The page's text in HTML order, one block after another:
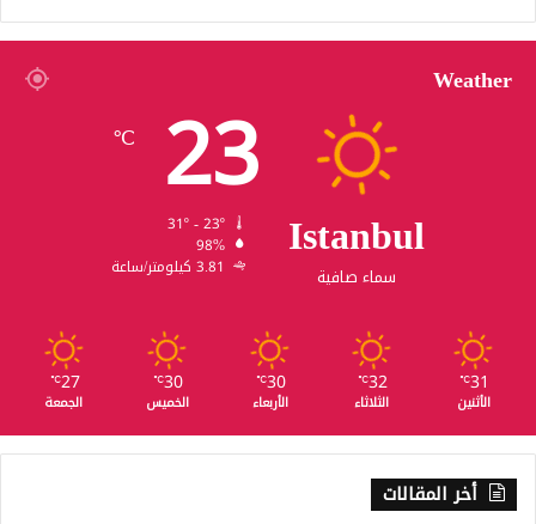
Weather
Istanbul
سماء صافية
23
℃
98%
3.81 كيلومتر/ساعة
31
℃
الأثنين
32
℃
الثلاثاء
30
℃
الأربعاء
30
℃
الخميس
27
℃
الجمعة
أخر المقالات